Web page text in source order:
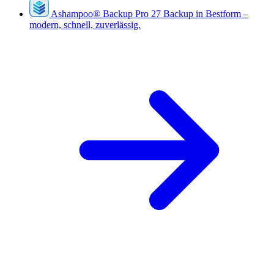
Ashampoo® Backup Pro 27 Backup in Bestform –
modern, schnell, zuverlässig.